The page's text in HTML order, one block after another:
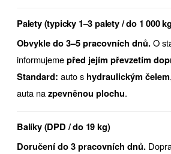
Palety (typicky 1–3 palety / do 1 000
Obvykle do 3–5 pracovních dnů.O
informujemepřed jejím převzetím
Standard: auto s hydraulickým čelem
auta nazpevněnou plochu.
Balíky (DPD / do 19 kg)
Doručení do 3 pracovních dnů.